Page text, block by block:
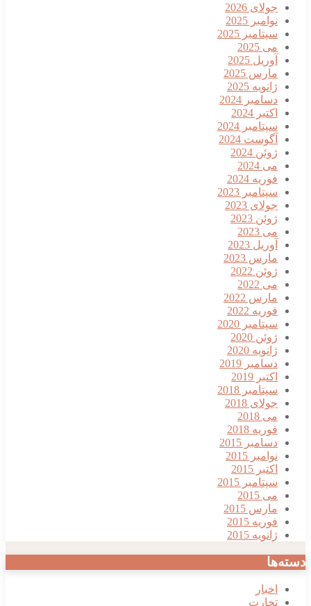
جولای 2026
نوامبر 2025
سپتامبر 2025
می 2025
آوریل 2025
مارس 2025
ژانویه 2025
دسامبر 2024
اکتبر 2024
سپتامبر 2024
آگوست 2024
ژوئن 2024
می 2024
فوریه 2024
سپتامبر 2023
جولای 2023
ژوئن 2023
می 2023
آوریل 2023
مارس 2023
ژوئن 2022
می 2022
مارس 2022
فوریه 2022
سپتامبر 2020
ژوئن 2020
ژانویه 2020
دسامبر 2019
اکتبر 2019
سپتامبر 2018
جولای 2018
می 2018
فوریه 2018
دسامبر 2015
نوامبر 2015
اکتبر 2015
سپتامبر 2015
می 2015
مارس 2015
فوریه 2015
ژانویه 2015
دسته‌ها
اخبار
تجارت